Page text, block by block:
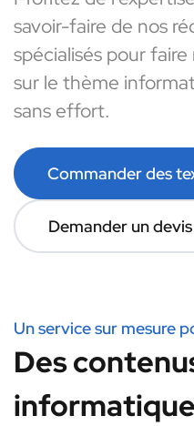
savoir-faire de nos
spécialisés pour
sur le thème
sans effort.
Commander des
Demander un devis
Un service sur mesure
Des